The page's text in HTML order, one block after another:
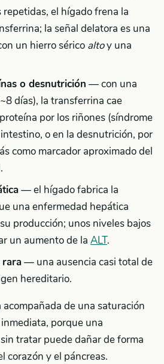
el hígado frena la
la señal delatora es una
un hierro sérico altoy una
o desnutrición — con una
días), la transferrina cae
por los riñones (síndrome
o en la desnutrición, por
como marcador aproximado del
— el hígado fabrica la
una enfermedad hepática
producción; unos niveles bajos
un aumento de la ALT.
— una ausencia casi total de
hereditario.
de una saturación
porque una
tratar puede dañar de forma
corazón y el páncreas.